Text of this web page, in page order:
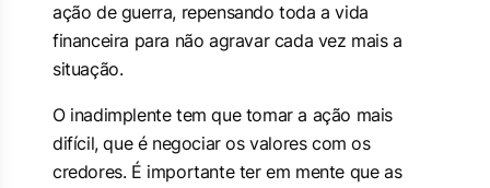
ação de guerra, repensando toda a vida
financeira para não agravar cada vez mais a
situação.
O inadimplente tem que tomar a ação mais
difícil, que é negociar os valores com os
credores. É importante ter em mente que as